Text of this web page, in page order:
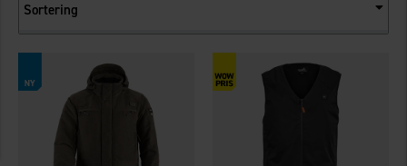
Sortering